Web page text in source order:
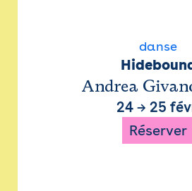
danse
Andrea
24→ 25
Réserver